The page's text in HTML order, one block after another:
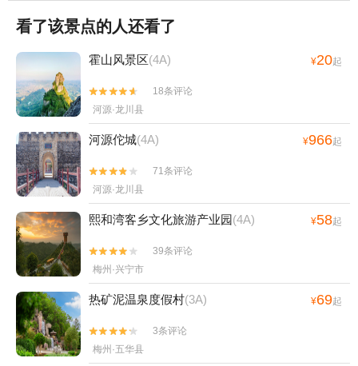
看了该景点的人还看了
霍山风景区(4A) ¥20起


18条评论
河源·龙川县
河源佗城(4A) ¥966起


71条评论
河源·龙川县
熙和湾客乡文化旅游产业园(4A) ¥58起


39条评论
梅州·兴宁市
热矿泥温泉度假村(3A) ¥69起


3条评论
梅州·五华县